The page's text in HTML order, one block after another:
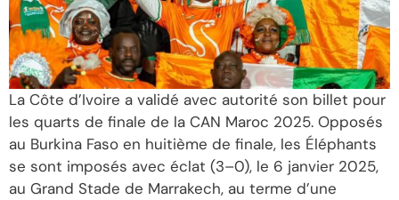
La Côte d’Ivoire a validé avec autorité son billet pour
les quarts de finale de la CAN Maroc 2025. Opposés
au Burkina Faso en huitième de finale, les Éléphants
se sont imposés avec éclat (3–0), le 6 janvier 2025,
au Grand Stade de Marrakech, au terme d’une